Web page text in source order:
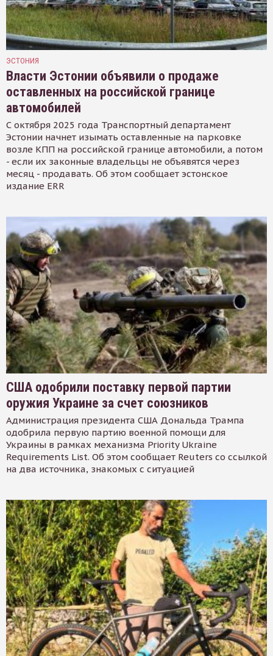
ЭСТОНИЯ
Власти Эстонии объявили о продаже
оставленных на российской границе
автомобилей
С октября 2025 года Транспортный департамент
Эстонии начнет изымать оставленные на парковке
возле КПП на российской границе автомобили, а потом
- если их законные владельцы не объявятся через
месяц - продавать. Об этом сообщает эстонское
издание ERR
США одобрили поставку первой партии
оружия Украине за счет союзников
Администрация президента США Дональда Трампа
одобрила первую партию военной помощи для
Украины в рамках механизма Priority Ukraine
Requirements List. Об этом сообщает Reuters со ссылкой
на два источника, знакомых с ситуацией